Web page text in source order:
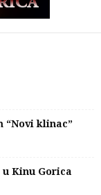
“Novi klinac”
u Kinu Gorica